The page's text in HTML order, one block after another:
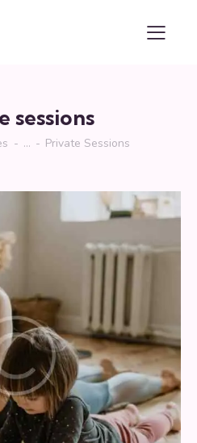
sessions
... Private Sessions